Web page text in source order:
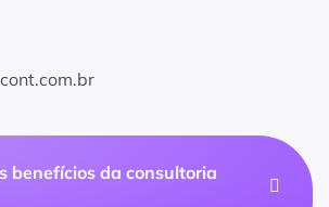
benefícios da consultoria